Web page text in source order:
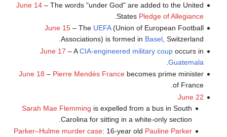
June 14– The words "under God" are added to the United
States Pledge of Allegiance
June 15– The UEFA(Union of European Football
Associations) is formed in Basel, Switzerland.
June 17 – ACIA-engineered military coupoccurs in
Guatemala
June 18 – Pierre Mendès Francebecomes prime minister
of France.
June 22
Sarah Mae Flemming is expelled from a bus in South
Carolina for sitting in a white-only section.
Parker–Hulme murder case: 16-year old Pauline Parker